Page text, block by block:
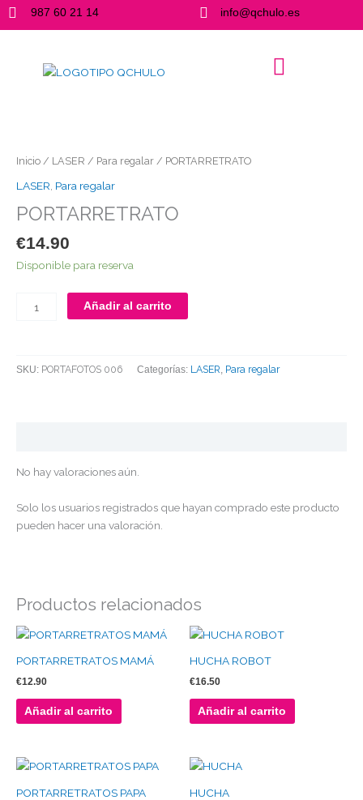
987 60 21 14 info@qchulo.es
Inicio / LASER / Para regalar / PORTARRETRATO
LASER Para regalar
PORTARRETRATO
€14.90
Disponible para reserva
Añadir al carrito
SKU: PORTAFOTOS 006 Categorías: LASER Para regalar
No hay valoraciones aún.
Solo los usuarios registrados que hayan comprado este producto
pueden hacer una valoración.
Productos relacionados
PORTARRETRATOS MAMÁ
€12.90
Añadir al carrito
HUCHA ROBOT
€16.50
Añadir al carrito
PORTARRETRATOS PAPA HUCHA